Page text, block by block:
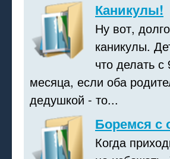
Каникулы!
Ну вот,
каникулы.
что делать
месяца, если оба
дедушкой - то...
Боремся с
Когда